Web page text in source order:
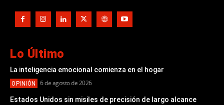
Lo Último
La inteligencia emocional comienza en el hogar
OPINIÓN 6 de agosto de 2026
Estados Unidos sin misiles de precisión de largo alcance